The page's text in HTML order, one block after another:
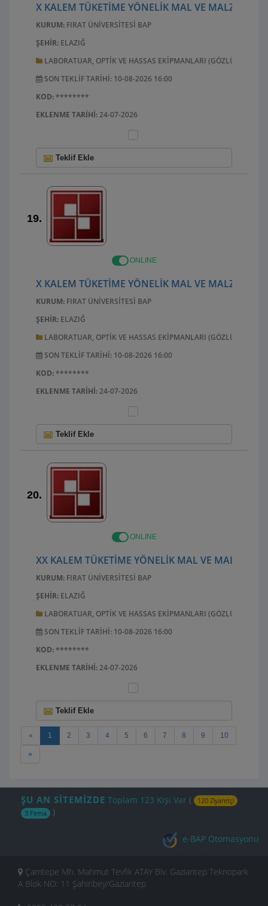
X KALEM TÜKETIME YÖNELIK MAL VE MALZEME
KURUM: FIRAT ÜNIVERSITESI BAP
ŞEHIR: ELAZIĞ
LABORATUAR, OPTIK VE HASSAS EKIPMANLARI (GÖZLÜK HARIÇ)
SON TEKLIF TARIHI: 10-08-2026 16:00
KOD:********
EKLENME TARIHI:24-07-2026
Teklif Ekle
19.
ONLINE
X KALEM TÜKETIME YÖNELIK MAL VE MALZEME
KURUM: FIRAT ÜNIVERSITESI BAP
ŞEHIR: ELAZIĞ
LABORATUAR, OPTIK VE HASSAS EKIPMANLARI (GÖZLÜK HARIÇ)
SON TEKLIF TARIHI: 10-08-2026 16:00
KOD:********
EKLENME TARIHI:24-07-2026
Teklif Ekle
20.
ONLINE
XX KALEM TÜKETIME YÖNELIK MAL VE MALZEME
KURUM: FIRAT ÜNIVERSITESI BAP
ŞEHIR: ELAZIĞ
LABORATUAR, OPTIK VE HASSAS EKIPMANLARI (GÖZLÜK HARIÇ)
SON TEKLIF TARIHI: 10-08-2026 16:00
KOD:********
EKLENME TARIHI:24-07-2026
Teklif Ekle
« 1 2 3 4 5 6 7 8 9 10
»
ŞU AN SİTEMİZDE Toplam 123 Kişi Var (
120 Ziyaretçi
3 Firma
)
e-BAP Otomasyonu
Çamtepe Mh. Mahmut Tevfik ATAY Blv. Gaziantep Teknopark
A Blok NO: 11 Şahinbey/Gaziantep